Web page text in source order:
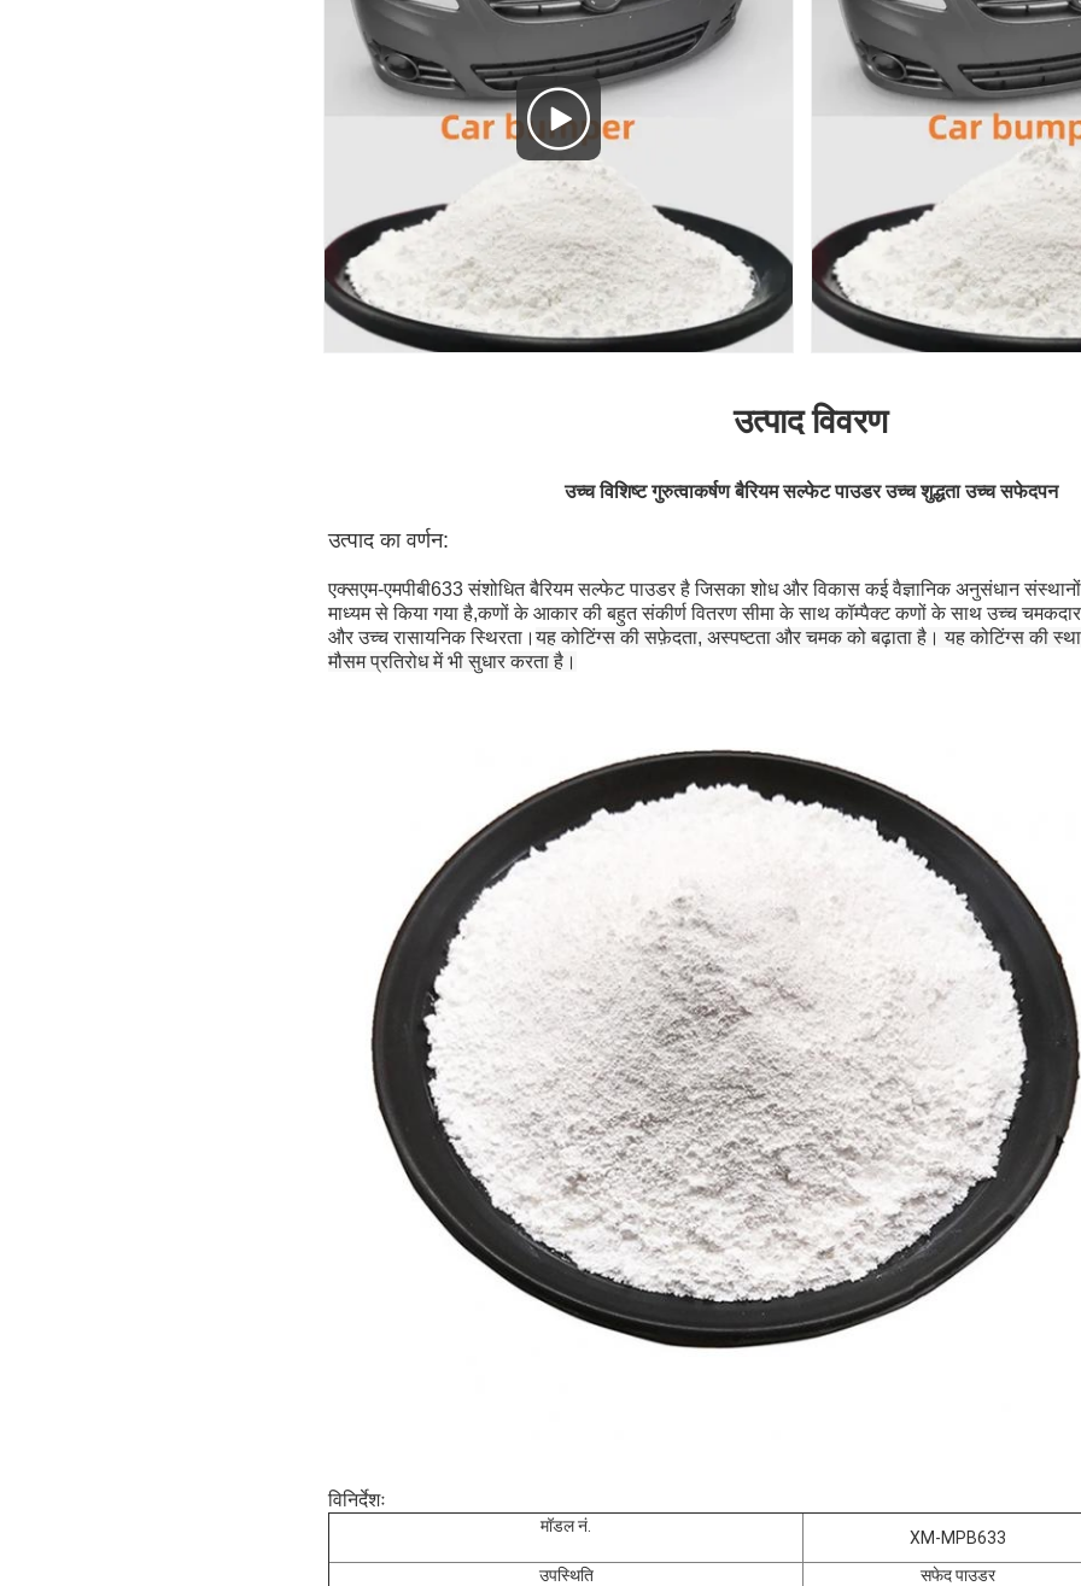
उत्पाद विवरण
उच्च विशिष्ट गुरुत्वाकर्षण बैरियम सल्फेट पाउडर उच्च शुद्धता उच्च सफेदपन
उत्पाद का वर्णन:
एक्सएम-एमपीबी633 संशोधित बैरियम सल्फेट पाउडर है जिसका शोध और विकास कई वैज्ञानिक अनुसंधान संस्थानों
माध्यम से किया गया है,कणों के आकार की बहुत संकीर्ण वितरण सीमा के साथ कॉम्पैक्ट कणों के साथ उच्च चमकदार
और उच्च रासायनिक स्थिरता।यह कोटिंग्स की सफ़ेदता, अस्पष्टता और चमक को बढ़ाता है। यह कोटिंग्स की
मौसम प्रतिरोध में भी सुधार करता है।
विनिर्देशः
मॉडल नं.
XM-MPB633
उपस्थिति
सफेद पाउडर